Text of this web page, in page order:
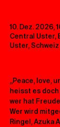
10. Dez. 2026,
Central Uster,
Uster, Schweiz
„Peace, love,
heisst es doch
wer hat
Wer wird
Ringel, Azuka